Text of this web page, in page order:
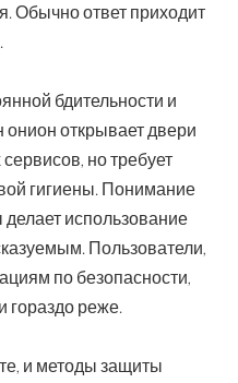
Обычно ответ приходит
бдительности и
онион открывает двери
но требует
гигиены. Понимание
использование
Пользователи,
по безопасности,
гораздо реже.
и методы защиты